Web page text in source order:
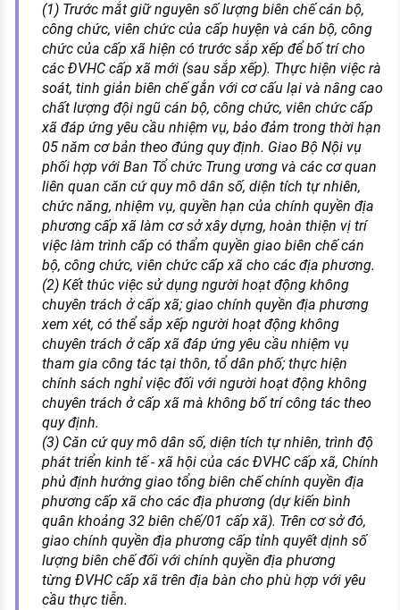
(1) Trước mắt giữ nguyên số lượng biên chế cán bộ,
công chức, viên chức của cấp huyện và cán bộ, công
chức của cấp xã hiện có trước sắp xếp để bố trí cho
các ĐVHC cấp xã mới (sau sắp xếp). Thực hiện việc rà
soát, tinh giản biên chế gắn với cơ cấu lại và nâng cao
chất lượng đội ngũ cán bộ, công chức, viên chức cấp
xã đáp ứng yêu cầu nhiệm vụ, bảo đảm trong thời hạn
05 năm cơ bản theo đúng quy định. Giao Bộ Nội vụ
phối hợp với Ban Tổ chức Trung ương và các cơ quan
liên quan căn cứ quy mô dân số, diện tích tự nhiên,
chức năng, nhiệm vụ, quyền hạn của chính quyền địa
phương cấp xã làm cơ sở xây dựng, hoàn thiện vị trí
việc làm trình cấp có thẩm quyền giao biên chế cán
bộ, công chức, viên chức cấp xã cho các địa phương.
(2) Kết thúc việc sử dụng người hoạt động không
chuyên trách ở cấp xã; giao chính quyền địa phương
xem xét, có thể sắp xếp người hoạt động không
chuyên trách ở cấp xã đáp ứng yêu cầu nhiệm vụ
tham gia công tác tại thôn, tổ dân phố; thực hiện
chính sách nghỉ việc đối với người hoạt động không
chuyên trách ở cấp xã mà không bố trí công tác theo
quy định.
(3) Căn cứ quy mô dân số, diện tích tự nhiên, trình độ
phát triển kinh tế - xã hội của các ĐVHC cấp xã, Chính
phủ định hướng giao tổng biên chế chính quyền địa
phương cấp xã cho các địa phương (dự kiến bình
quân khoảng 32 biên chế/01 cấp xã). Trên cơ sở đó,
giao chính quyền địa phương cấp tỉnh quyết dịnh số
lượng biên chế đối với chính quyền địa phương
từng ĐVHC cấp xã trên địa bàn cho phù hợp với yêu
cầu thực tiễn.